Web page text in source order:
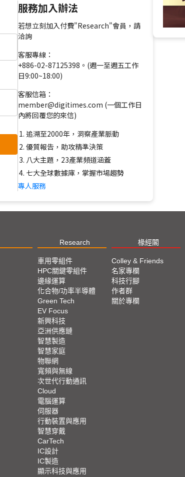
服務加入辦法
若想立刻加入付費"Research"會員，請
洽詢
客服專線：
+886-02-87125398。(週一至週五工作
日9:00~18:00)
客服信箱：
member@digitimes.com (一個工作日
內將回覆您的來信)
追溯至2000年，洞察產業脈動
優質報告，助攻精準決策
八大主題，23產業頻道涵蓋
七大全球數據庫，掌握市場趨勢
專人服務
Research 椽經閣
車用零組件
HPC關鍵零組件
邊緣運算
化合物/功率半導體
Green Tech
EV Focus
新興科技
亞洲供應鏈
智慧製造
智慧家庭
物聯網
寬頻與無線
次世代行動通訊
Cloud
電腦運算
伺服器
行動裝置與應用
智慧穿戴
CarTech
IC設計
IC製造
顯示科技與應用
Colley & Friends
名家專欄
科技行腳
作者群
關於專欄